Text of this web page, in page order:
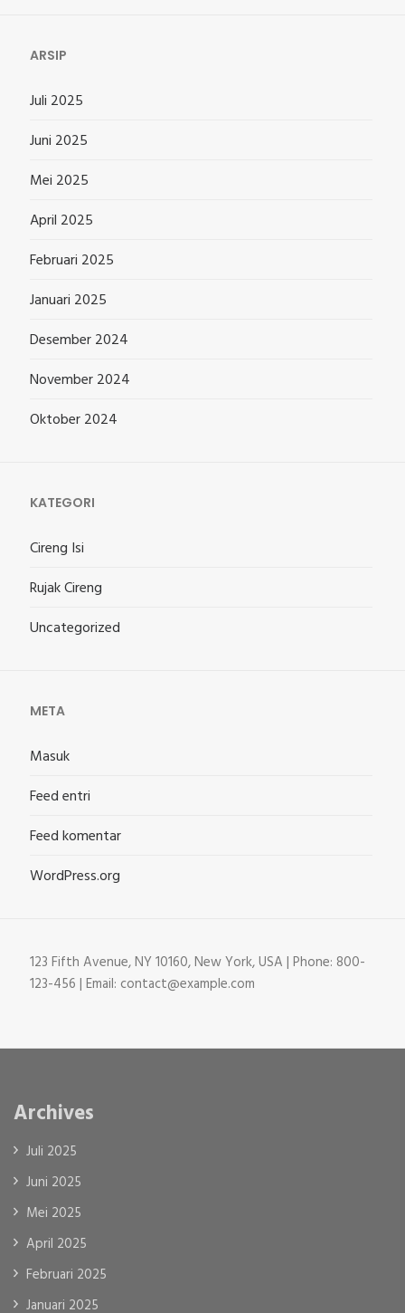
ARSIP
Juli 2025
Juni 2025
Mei 2025
April 2025
Februari 2025
Januari 2025
Desember 2024
November 2024
Oktober 2024
KATEGORI
Cireng Isi
Rujak Cireng
Uncategorized
META
Masuk
Feed entri
Feed komentar
WordPress.org
123 Fifth Avenue, NY 10160, New York, USA | Phone: 800-
123-456 | Email: contact@example.com
Archives
Juli 2025
Juni 2025
Mei 2025
April 2025
Februari 2025
Januari 2025